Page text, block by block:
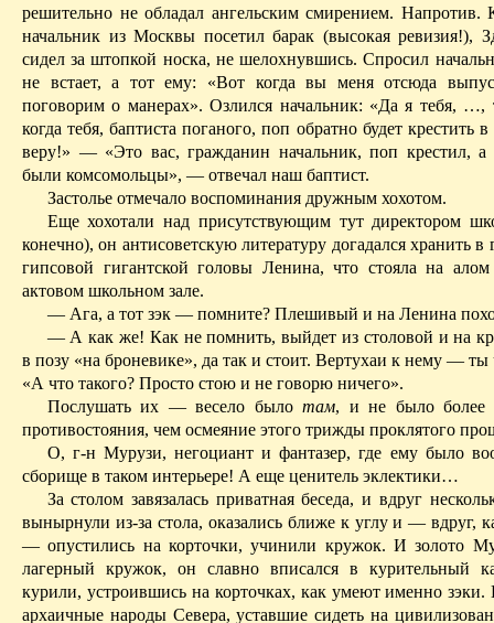
решительно не обладал ангельским смирением. Напротив.
начальник из Москвы посетил барак (высокая ревизия!),
сидел за штопкой носка, не шелохнувшись. Спросил
не встает, а тот ему: «Вот когда вы меня отсюда
поговорим о манерах». Озлился начальник: «Да я тебя, …,
когда тебя, баптистапоганого, поп обратно будет крестить
веру!» — «Это вас, гражданин начальник, поп крестил, а
были комсомольцы», — отвечал наш баптист.
Застолье отмечало воспоминания дружным хохотом.
Еще хохотали над присутствующим тут директором
конечно), он антисоветскую литературу догадался хранить в
гипсовой гигантской головы Ленина, что стояла на
актовом школьном зале.
— Ага, а тот зэк — помните? Плешивый и на Ленина
— А как же! Как не помнить, выйдет из столовой и на
в позу «на броневике», да так и стоит. Вертухаи к нему — ты
«А что такого? Просто стою и не говорю ничего».
Послушать их — весело былотам, и не было более
противостояния, чем осмеяние этого трижды проклятого
О, г‑н Мурузи, негоциант и фантазер, где ему было
сборище в таком интерьере! А еще ценитель эклектики…
За столом завязалась приватная беседа, и вдруг
вынырнули из‑за стола, оказались ближе к углу и — вдруг,
— опустились на корточки, учинили кружок. И золото
лагерный кружок, он славно вписался в курительный
курили, устроившись на корточках, как умеют именно
архаичные народы Севера, уставшие сидеть на